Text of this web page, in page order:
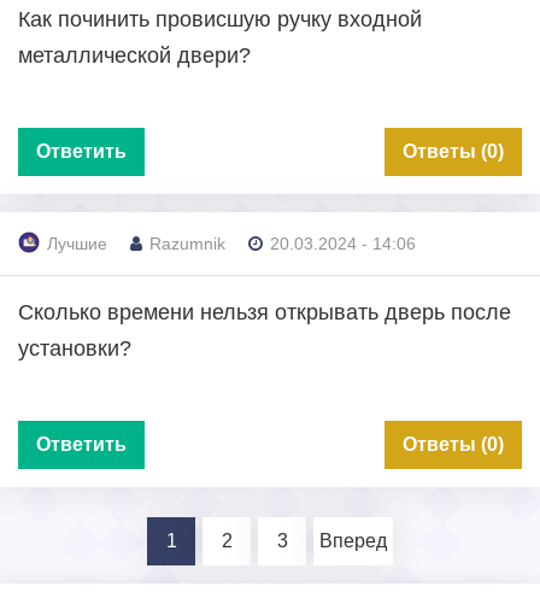
Как починить провисшую ручку входной
металлической двери?
Ответить Ответы (0)
Лучшие Razumnik 20.03.2024 - 14:06
Сколько времени нельзя открывать дверь после
установки?
Ответить Ответы (0)
1 2 3 Вперед